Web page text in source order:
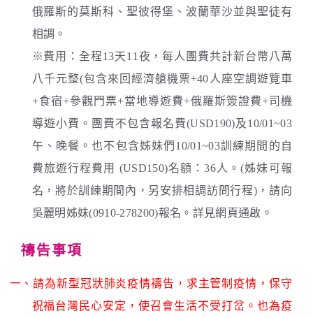
俄羅斯的莫斯科、聖彼得堡、波蘭華沙並與聖徒有
相調。
※費用：全程13天11夜，每人團費共計新台幣八萬
八千元整(包含來回經濟艙機票+40人座空調遊覽車
+食宿+參觀門票+當地導遊費+俄羅斯簽證費+司機
導遊小費。團費不包含報名費(USD190)及10/01~03
午、晚餐。也不包含姊妹們10/01~03訓練期間的自
費旅遊行程費用 (USD150)名額：36人。(姊妹可報
名，將於訓練期間內，另安排相調訪問行程)，請向
吳麗明姊妹(0910-278200)報名。詳見網頁通啟。
禱告事項
一、請為新型冠狀肺炎疫情禱告，求主管制疫情，保守
祝福台灣民心安定，使召會生活不受打岔。也為疫